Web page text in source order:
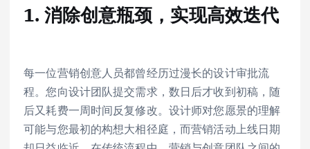
1. 消除创意瓶颈，实现高效迭代
每一位营销创意人员都曾经历过漫长的设计审批流
程。您向设计团队提交需求，数日后才收到初稿，随
后又耗费一周时间反复修改。设计师对您愿景的理解
可能与您最初的构想大相径庭，而营销活动上线日期